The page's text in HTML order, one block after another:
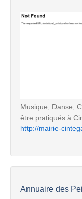
Musique, Danse,
être pratiqués à
http://mairie-
Annuaire des